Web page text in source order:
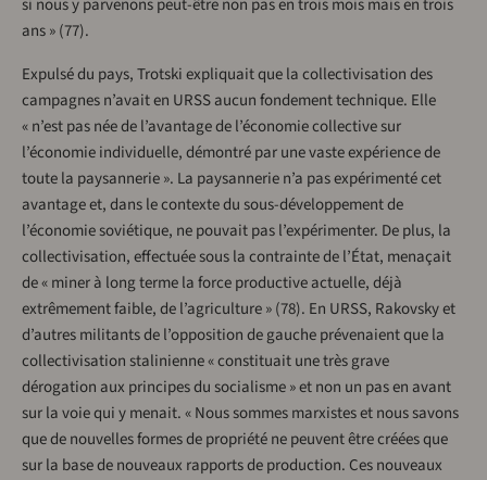
si nous y parvenons peut-être non pas en trois mois mais en trois
ans » (77).
Expulsé du pays, Trotski expliquait que la collectivisation des
campagnes n’avait en URSS aucun fondement technique. Elle
« n’est pas née de l’avantage de l’économie collective sur
l’économie individuelle, démontré par une vaste expérience de
toute la paysannerie ». La paysannerie n’a pas expérimenté cet
avantage et, dans le contexte du sous-développement de
l’économie soviétique, ne pouvait pas l’expérimenter. De plus, la
collectivisation, effectuée sous la contrainte de l’État, menaçait
de « miner à long terme la force productive actuelle, déjà
extrêmement faible, de l’agriculture » (78). En URSS, Rakovsky et
d’autres militants de l’opposition de gauche prévenaient que la
collectivisation stalinienne « constituait une très grave
dérogation aux principes du socialisme » et non un pas en avant
sur la voie qui y menait. « Nous sommes marxistes et nous savons
que de nouvelles formes de propriété ne peuvent être créées que
sur la base de nouveaux rapports de production. Ces nouveaux